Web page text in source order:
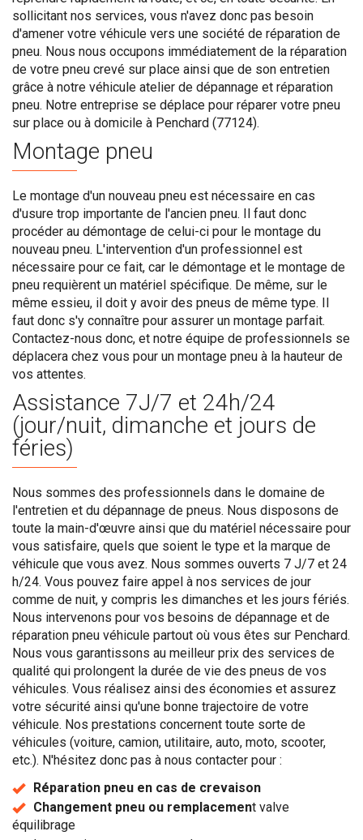
sollicitant nos services, vous n'avez donc pas besoin
d'amener votre véhicule vers une société de réparation de
pneu. Nous nous occupons immédiatement de la réparation
de votre pneu crevé sur place ainsi que de son entretien
grâce à notre véhicule atelier de dépannage et réparation
pneu. Notre entreprise se déplace pour réparer votre pneu
sur place ou à domicile à Penchard (77124).
Montage pneu
Le montage d'un nouveau pneu est nécessaire en cas
d'usure trop importante de l'ancien pneu. Il faut donc
procéder au démontage de celui-ci pour le montage du
nouveau pneu. L'intervention d'un professionnel est
nécessaire pour ce fait, car le démontage et le montage de
pneu requièrent un matériel spécifique. De même, sur le
même essieu, il doit y avoir des pneus de même type. Il
faut donc s'y connaître pour assurer un montage parfait.
Contactez-nous donc, et notre équipe de professionnels se
déplacera chez vous pour un montage pneu à la hauteur de
vos attentes.
Assistance 7J/7 et 24h/24
(jour/nuit, dimanche et jours de
féries)
Nous sommes des professionnels dans le domaine de
l'entretien et du dépannage de pneus. Nous disposons de
toute la main-d'œuvre ainsi que du matériel nécessaire pour
vous satisfaire, quels que soient le type et la marque de
véhicule que vous avez. Nous sommes ouverts 7 J/7 et 24
h/24. Vous pouvez faire appel à nos services de jour
comme de nuit, y compris les dimanches et les jours fériés.
Nous intervenons pour vos besoins de dépannage et de
réparation pneu véhicule partout où vous êtes sur Penchard.
Nous vous garantissons au meilleur prix des services de
qualité qui prolongent la durée de vie des pneus de vos
véhicules. Vous réalisez ainsi des économies et assurez
votre sécurité ainsi qu'une bonne trajectoire de votre
véhicule. Nos prestations concernent toute sorte de
véhicules (voiture, camion, utilitaire, auto, moto, scooter,
etc.). N'hésitez donc pas à nous contacter pour :
Réparation pneu en cas de crevaison
Changement pneu ou remplacement valve
équilibrage